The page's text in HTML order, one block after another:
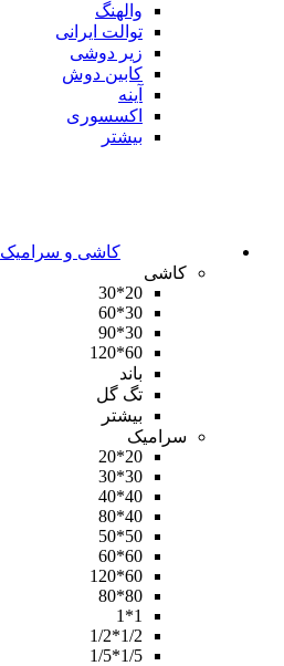
والهنگ
توالت ایرانی
زیر دوشی
کابین دوش
آینه
اکسسوری
بیشتر
کاشی و سرامیک
کاشی
20*30
30*60
30*90
60*120
باند
تگ گل
بیشتر
سرامیک
20*20
30*30
40*40
40*80
50*50
60*60
60*120
80*80
1*1
1/2*1/2
1/5*1/5